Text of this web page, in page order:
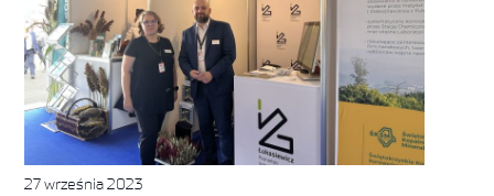
27 września 2023